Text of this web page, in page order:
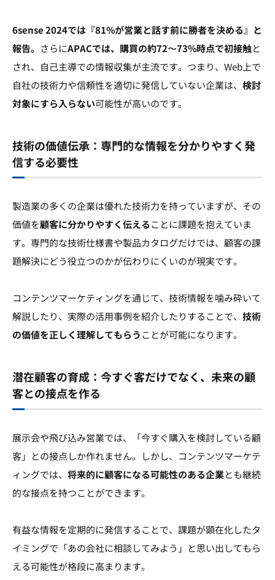
6sense 2024では『81%が営業と話す前に勝者を決める』と
報告。 さらにAPACでは、購買の約72〜73%時点で初接触と
され、自己主導での情報収集が主流です。つまり、Web上で
自社の技術力や信頼性を適切に発信していない企業は、 検討
対象にすら入らない可能性が高いのです。
技術の価値伝承：専門的な情報を分かりやすく発
信する必要性
製造業の多くの企業は優れた技術力を持っていますが、その
価値を顧客に分かりやすく伝えることに課題を抱えていま
す。専門的な技術仕様書や製品カタログだけでは、顧客の課
題解決にどう役立つのかが伝わりにくいのが現実です。
コンテンツマーケティングを通じて、技術情報を噛み砕いて
解説したり、実際の活用事例を紹介したりすることで、 技術
の価値を正しく理解してもらうことが可能になります。
潜在顧客の育成：今すぐ客だけでなく、未来の顧
客との接点を作る
展示会や飛び込み営業では、「今すぐ購入を検討している顧
客」との接点しか作れません。しかし、コンテンツマーケテ
ィングでは、 将来的に顧客になる可能性のある企業とも継続
的な接点を持つことができます。
有益な情報を定期的に発信することで、課題が顕在化したタ
イミングで「あの会社に相談してみよう」と思い出してもら
える可能性が格段に高まります。